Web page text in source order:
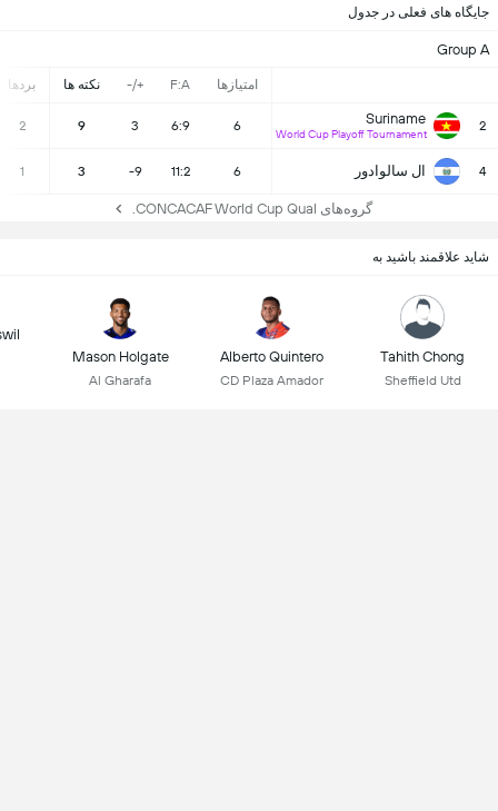
جایگاه های فعلی در جدول
Group A
امتیازها F:A
+/- نکته ها بردها
2
Suriname
World Cup Playoff Tournament
6
6:9
3
9
2
4 ال سالوادور 6
11:2
-9
3
1
گروه‌های CONCACAF World Cup Qual.
شاید علاقمند باشید به
Tahith Chong
Sheffield Utd
Alberto Quintero
CD Plaza Amador
Mason Holgate
Al Gharafa